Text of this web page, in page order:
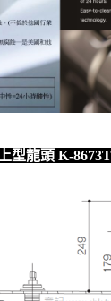
型龍頭 K-